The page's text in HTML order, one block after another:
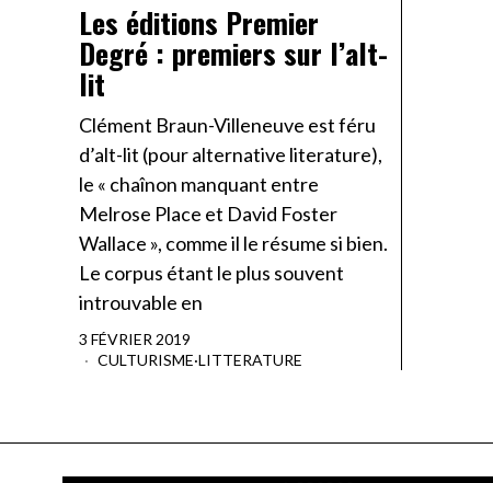
Les éditions Premier
Degré : premiers sur l’alt-
lit
Clément Braun-Villeneuve est féru
d’alt-lit (pour alternative literature),
le « chaînon manquant entre
Melrose Place et David Foster
Wallace », comme il le résume si bien.
Le corpus étant le plus souvent
introuvable en
3 FÉVRIER 2019
CULTURISME·LITTERATURE